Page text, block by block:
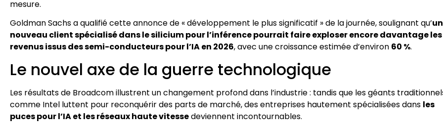
mesure.
Goldman Sachs a qualifié cette annonce de « développement le plus significatif » de la journée, soulignant qu’un
nouveau client spécialisé dans le silicium pour l’inférence pourrait faire exploser encore davantage les
revenus issus des semi-conducteurs pour l’IA en 2026, avec une croissance estimée d’environ 60 %.
Le nouvel axe de la guerre technologique
Les résultats de Broadcom illustrent un changement profond dans l’industrie : tandis que les géants
comme Intel luttent pour reconquérir des parts de marché, des entreprises hautement spécialisées dans les
puces pour l’IA et les réseaux haute vitessedeviennent incontournables.